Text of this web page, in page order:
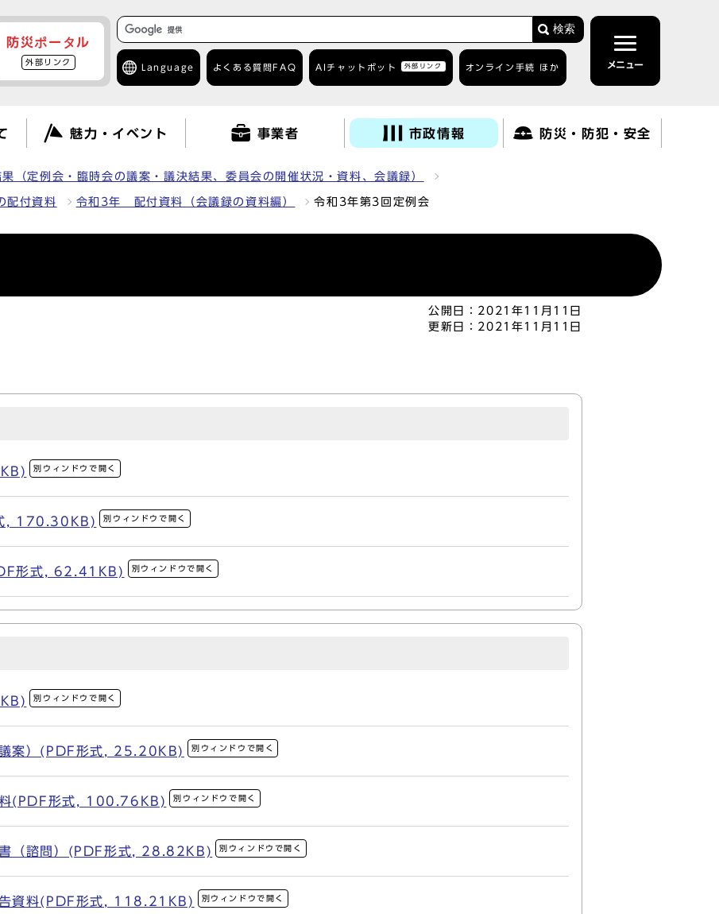
防災ポータル
外部リンク
検索
Language よくある質問 FAQ AIチャットボット 外部リンク オンライン手続 ほか メニュー
魅力・イベント 事業者 市政情報 防災・防犯・安全
（定例会・臨時会の議案・議決結果、委員会の開催状況・資料、会議録）
配付資料 令和3年 配付資料（会議録の資料編） 令和3年第3回定例会
公開日： 2021年11月11日
更新日： 2021年11月11日
別ウィンドウで開く
, 170.30KB) 別ウィンドウで開く
形式, 62.41KB) 別ウィンドウで開く
別ウィンドウで開く
案）(PDF形式, 25.20KB) 別ウィンドウで開く
料(PDF形式, 100.76KB) 別ウィンドウで開く
（諮問）(PDF形式, 28.82KB) 別ウィンドウで開く
告資料(PDF形式, 118.21KB) 別ウィンドウで開く